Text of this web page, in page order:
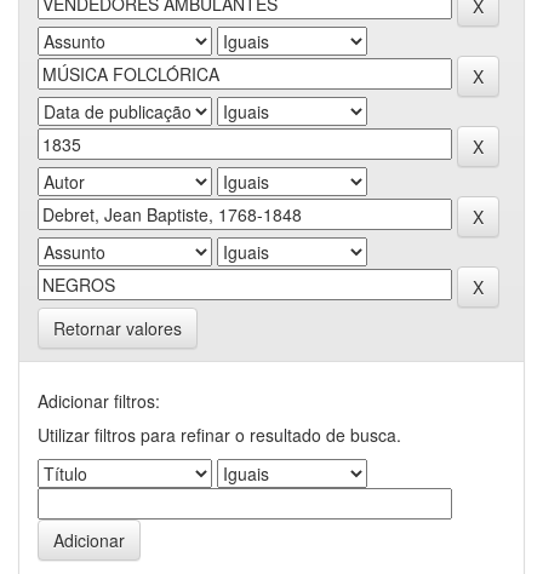
Retornar valores
Adicionar filtros:
Utilizar filtros para refinar o resultado de busca.